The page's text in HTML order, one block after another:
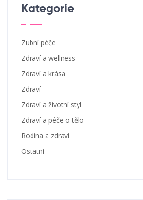
Kategorie
Zubní péče
Zdraví a wellness
Zdraví a krása
Zdraví
Zdraví a životní styl
Zdraví a péče o tělo
Rodina a zdraví
Ostatní